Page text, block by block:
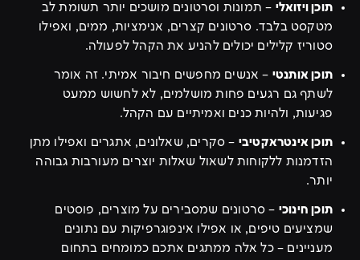
תוכן ויזואלי – תמונות וסרטונים מושכים יותר תשומת לב
מטקסט בלבד. סרטונים קצרים, אנימציות, ממים, ואפילו
סטוריז קלילים יכולים להניע את הקהל לפעולה.
תוכן אותנטי – אנשים מחפשים חיבור אמיתי. זה אומר
לשתף גם רגעים פחות מושלמים, לא לחשוש ממעט
פגיעות, ולהיות כנים ואמיתיים עם הקהל.
תוכן אינטראקטיבי – סקרים, שאלונים, אתגרים ואפילו מתן
הזדמנות ללקוחות לשאול שאלות יוצרים מעורבות גבוהה
יותר.
תוכן חינוכי – סרטונים שמסבירים על מוצרים, פוסטים
שמציעים טיפים, או אפילו אינפוגרפיקות עם נתונים
מעניינים – כל אלה ממתגים אתכם כמומחים בתחום